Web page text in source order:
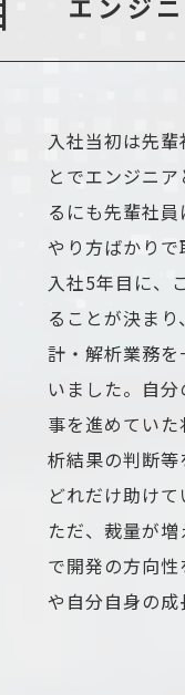
入社当初は先
とでエンジニ
るにも先輩社
やり方ばかり
入社5年目に、
ることが決ま
計・解析業務
いました。自
事を進めてい
析結果の判断
どれだけ助け
ただ、裁量が
で開発の方向
や自分自身の